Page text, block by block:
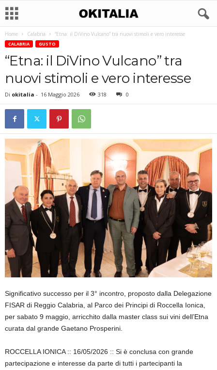
Home Calabria “Etna: il DiVino Vulcano” tra nuovi stimoli e vero interesse
CALABRIA GUSTO
“Etna: il DiVino Vulcano” tra
nuovi stimoli e vero interesse
Di okitalia - 16 Maggio 2026 318 0
Significativo successo per il 3° incontro, proposto dalla Delegazione
FISAR di Reggio Calabria, al Parco dei Principi di Roccella Ionica,
per sabato 9 maggio, arricchito dalla master class sui vini dell’Etna
curata dal grande Gaetano Prosperini.
ROCCELLA IONICA :: 16/05/2026 :: Si è conclusa con grande
partecipazione e interesse da parte di tutti i partecipanti la